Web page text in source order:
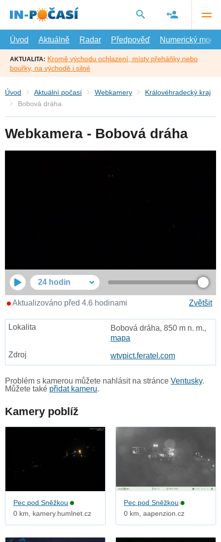
hlavní
Úvod
Aktuálně Radar Předpověď Numerický model
AKTUALITA: Kromě východu ochlazení, místy přeháňky nebo
bouřky, na východě i silné
Úvod Aktuální počasí Webkamery
Královéhradecký kraj
Bobová dráha
Webkamera - Bobová dráha
24 hodin
Zvětšit
Aktualizováno před 4.6 hodinami
Bobová dráha, 850 m n. m.,
mapa
wtvpict.feratel.com
Problém s kamerou můžete nahlásit na stránce Ventusky.
Můžete také přidat kameru.
Kamery poblíž
Pec pod Sněžkou
0 km, kamery.humlnet.cz
Pec pod Sněžkou
0 km, aapenzion.cz